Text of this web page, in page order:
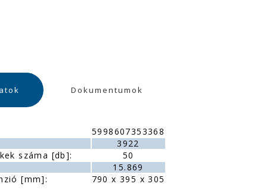
Dokumentumok
5998607353368
3922
száma [db]:
50
15.869
[mm]:
790 x 395 x 305